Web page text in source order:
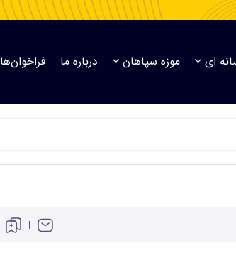
ای موزه سپاهان درباره ما فراخوان‌ها
دعوت شدند